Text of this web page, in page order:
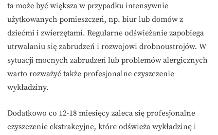
ta może być większa w przypadku intensywnie
użytkowanych pomieszczeń, np. biur lub domów z
dziećmi i zwierzętami. Regularne odświeżanie zapobiega
utrwalaniu się zabrudzeń i rozwojowi drobnoustrojów. W
sytuacji mocnych zabrudzeń lub problemów alergicznych
warto rozważyć także profesjonalne czyszczenie
wykładziny.
Dodatkowo co 12-18 miesięcy zaleca się profesjonalne
czyszczenie ekstrakcyjne, które odświeża wykładzinę i